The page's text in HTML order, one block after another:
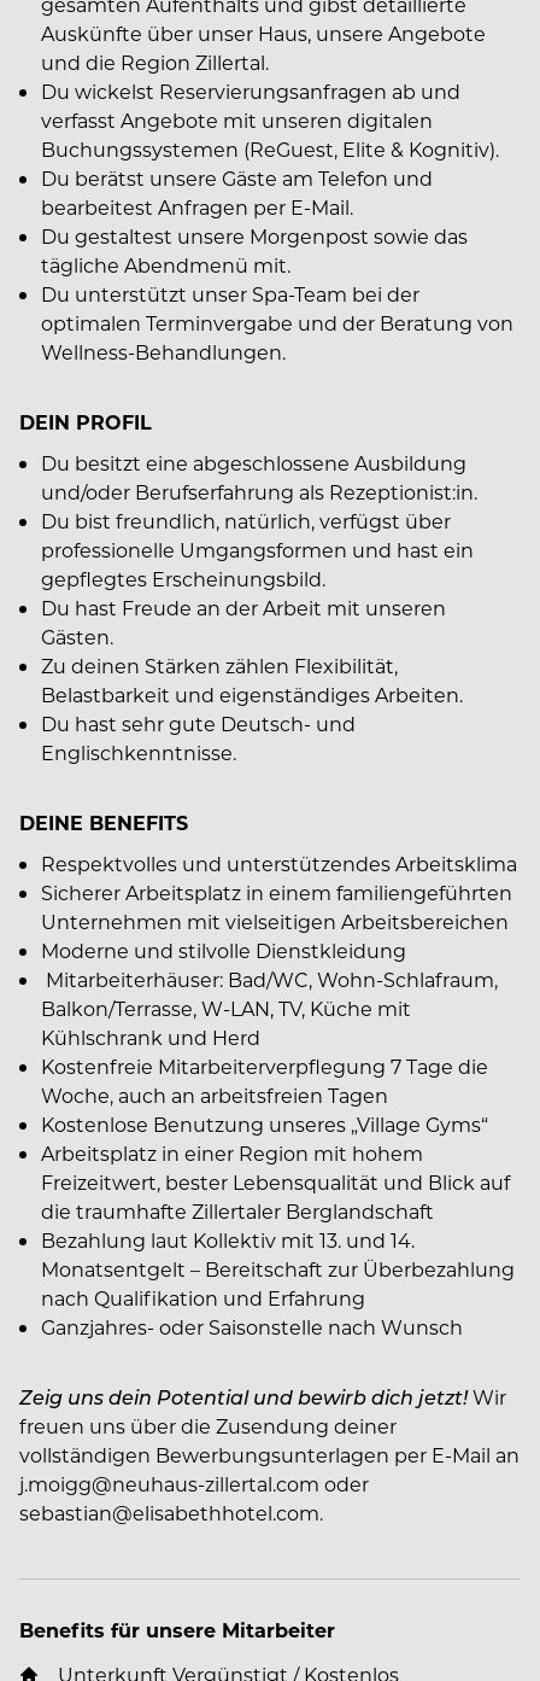
Auskünfte über unser Haus, unsere Angebote
und die Region Zillertal.
Du wickelst Reservierungsanfragen ab und
verfasst Angebote mit unseren digitalen
Buchungssystemen (ReGuest, Elite & Kognitiv).
Du berätst unsere Gäste am Telefon und
bearbeitest Anfragen per E-Mail.
Du gestaltest unsere Morgenpost sowie das
tägliche Abendmenü mit.
Du unterstützt unser Spa-Team bei der
optimalen Terminvergabe und der Beratung von
Wellness-Behandlungen.
DEIN PROFIL
Du besitzt eine abgeschlossene Ausbildung
und/oder Berufserfahrung als Rezeptionist:in.
Du bist freundlich, natürlich, verfügst über
professionelle Umgangsformen und hast ein
gepflegtes Erscheinungsbild.
Du hast Freude an der Arbeit mit unseren
Gästen.
Zu deinen Stärken zählen Flexibilität,
Belastbarkeit und eigenständiges Arbeiten.
Du hast sehr gute Deutsch- und
Englischkenntnisse.
DEINE BENEFITS
Respektvolles und unterstützendes Arbeitsklima
Sicherer Arbeitsplatz in einem familiengeführten
Unternehmen mit vielseitigen Arbeitsbereichen
Moderne und stilvolle Dienstkleidung
Mitarbeiterhäuser: Bad/WC, Wohn-Schlafraum,
Balkon/Terrasse, W-LAN, TV, Küche mit
Kühlschrank und Herd
Kostenfreie Mitarbeiterverpflegung 7 Tage die
Woche, auch an arbeitsfreien Tagen
Kostenlose Benutzung unseres „Village Gyms“
Arbeitsplatz in einer Region mit hohem
Freizeitwert, bester Lebensqualität und Blick auf
die traumhafte Zillertaler Berglandschaft
Bezahlung laut Kollektiv mit 13. und 14.
Monatsentgelt – Bereitschaft zur Überbezahlung
nach Qualifikation und Erfahrung
Ganzjahres- oder Saisonstelle nach Wunsch
Zeig uns dein Potential und bewirb dich jetzt!Wir
freuen uns über die Zusendung deiner
vollständigen Bewerbungsunterlagen per E-Mail an
j.moigg@neuhaus-zillertal.com oder
sebastian@elisabethhotel.com.
Benefits für unsere Mitarbeiter
Unterkunft Vergünstigt / Kostenlos